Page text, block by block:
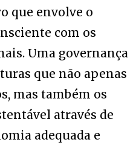
que envolve o
com os
Uma governança
que não apenas
mas também os
através de
adequada e